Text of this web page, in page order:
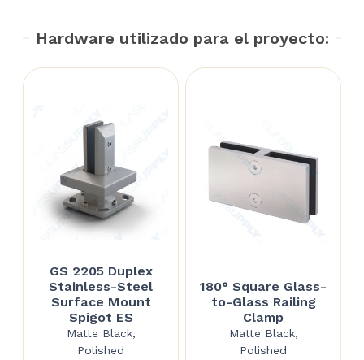
Hardware utilizado para el proyecto:
GS 2205 Duplex
Stainless-Steel
Surface Mount
Spigot ES
Matte Black,
Polished
180° Square Glass-
to-Glass Railing
Clamp
Matte Black,
Polished